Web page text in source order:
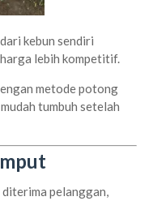
kebun sendiri
lebih kompetitif.
metode potong
tumbuh setelah
pelanggan,